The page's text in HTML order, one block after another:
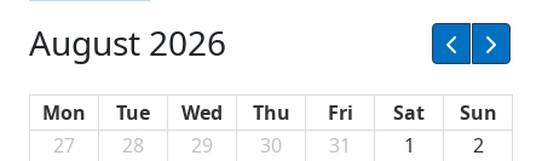
August 2026
Mon Tue Wed Thu Fri Sat
Sun
27
28 29 30 31 1 2